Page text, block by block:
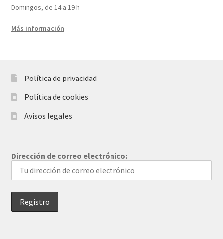
Domingos, de 14 a 19 h
Más información
Política de privacidad
Política de cookies
Avisos legales
Dirección de correo electrónico: